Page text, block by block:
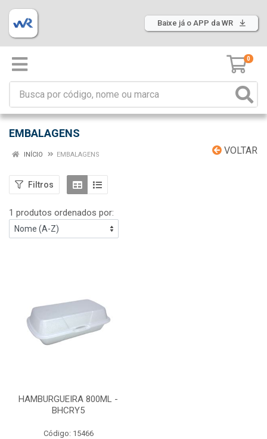
Baixe já o APP da WR
0
EMBALAGENS
VOLTAR
INÍCIO EMBALAGENS
Filtros
1 produtos ordenados por:
HAMBURGUEIRA 800ML -
BHCRY5
Código: 15466